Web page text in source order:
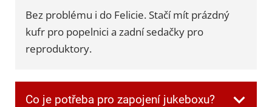
Bez problému i do Felicie. Stačí mít prázdný
kufr pro popelnici a zadní sedačky pro
reproduktory.
Co je potřeba pro zapojení jukeboxu?